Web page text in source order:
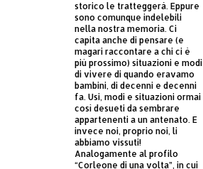
storico le tratteggerà. Eppure
sono comunque indelebili
nella nostra memoria. Ci
capita anche di pensare (e
magari raccontare a chi ci è
più prossimo) situazioni e modi
di vivere di quando eravamo
bambini, di decenni e decenni
fa. Usi, modi e situazioni ormai
così desueti da sembrare
appartenenti a un antenato. E
invece noi, proprio noi, li
abbiamo vissuti!
Analogamente al profilo
“Corleone di una volta”, in cui